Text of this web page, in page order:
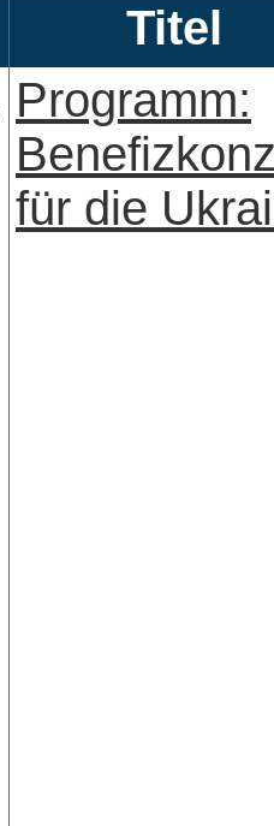
Titel
Programm:
für die